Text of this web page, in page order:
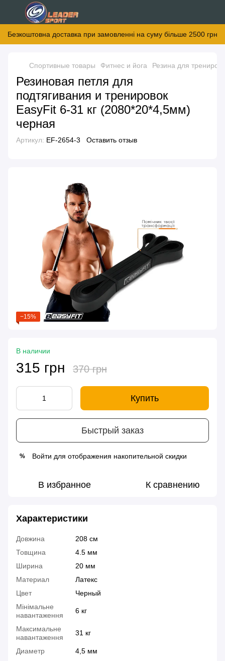
Безкоштовна доставка при замовленні на суму більше 2500 грн
Спортивные товары Фитнес и йога Резина для
Резиновая петля для
подтягивания и тренировок
EasyFit 6-31 кг (2080*20*4,5мм)
черная
Артикул: EF-2654-3 Оставить отзыв
−15%
В наличии
315 грн 370 грн
Купить
Быстрый заказ
% Войти для отображения накопительной скидки
В избранное К сравнению
Характеристики
Довжина
208 см
Товщина
4.5 мм
Ширина
20 мм
Материал
Латекс
Цвет
Черный
Мінімальне
навантаження
6 кг
Максимальне
навантаження
31 кг
Диаметр
4,5 мм